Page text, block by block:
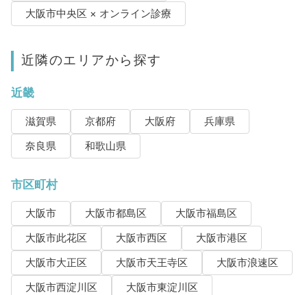
大阪市中央区 × オンライン診療
近隣のエリアから探す
近畿
滋賀県 京都府 大阪府
兵庫県
奈良県
和歌山県
市区町村
大阪市 大阪市都島区
大阪市福島区
大阪市此花区
大阪市西区
大阪市港区
大阪市大正区
大阪市天王寺区
大阪市浪速区
大阪市西淀川区
大阪市東淀川区